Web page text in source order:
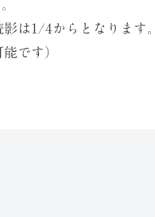
は1/4からとなります。
です）